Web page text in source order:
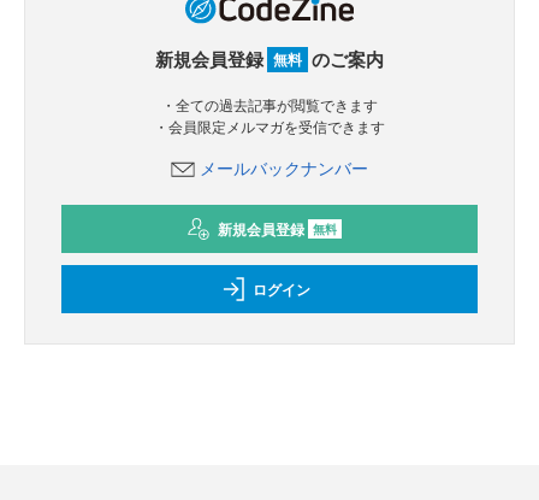
新規会員登録 無料 のご案内
・全ての過去記事が閲覧できます
・会員限定メルマガを受信できます
メールバックナンバー
新規会員登録 無料
ログイン